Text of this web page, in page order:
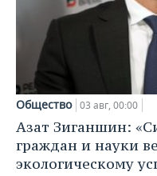
Общество 03 авг, 00:00
Азат Зиганшин:
граждан и науки
экологическому